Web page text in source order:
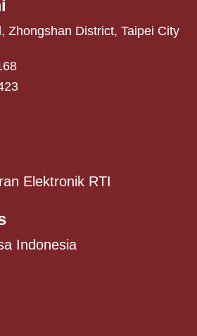
Zhongshan District, Taipei City
Elektronik RTI
Indonesia